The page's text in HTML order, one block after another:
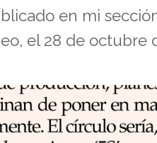
en mi
el 28 de octubre